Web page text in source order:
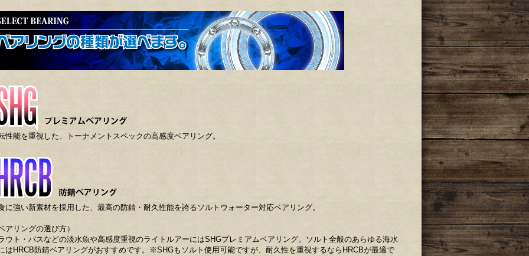
性能を重視した、トーナメントスペックの高感度ベアリング。
に強い新素材を採用した、最高の防錆・耐久性能を誇るソルトウォーター対応ベアリング。
アリングの選び方）
ウト・バスなどの淡水魚や高感度重視のライトルアーにはSHGプレミアムベアリング。ソルト全般のあらゆる海水
はHRCB防錆ベアリングがおすすめです。※SHGもソルト使用可能ですが、耐久性を重視するならHRCBが最適で